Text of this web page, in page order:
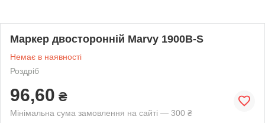
Маркер двосторонній Marvy 1900B-S
Немає в наявності
Роздріб
96,60 ₴
Мінімальна сума замовлення на сайті — 300 ₴